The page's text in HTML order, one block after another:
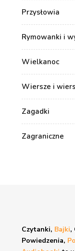
Przysłowia
Rymowanki i
Wielkanoc
Wiersze i
Zagadki
Zagraniczne
Czytanki, Bajki,
Powiedzenia,